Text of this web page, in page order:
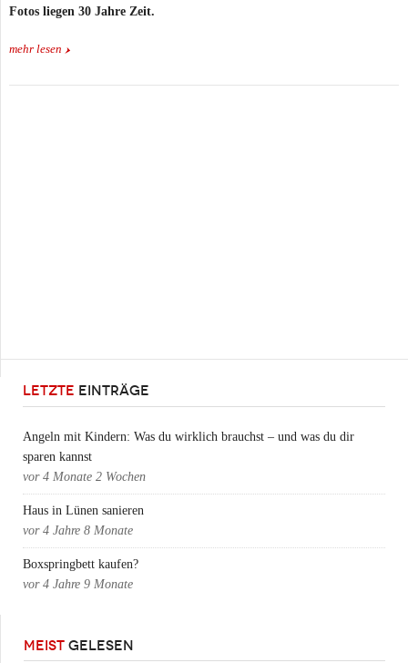
Fotos liegen 30 Jahre Zeit.
mehr lesen
LETZTE EINTRÄGE
Angeln mit Kindern: Was du wirklich brauchst – und was du dir
sparen kannst
vor 4 Monate 2 Wochen
Haus in Lünen sanieren
vor 4 Jahre 8 Monate
Boxspringbett kaufen?
vor 4 Jahre 9 Monate
MEIST GELESEN